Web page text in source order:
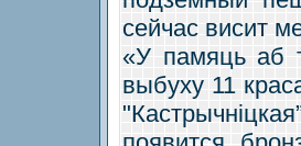
сейчас висит
«У памяць аб
выбуху 11